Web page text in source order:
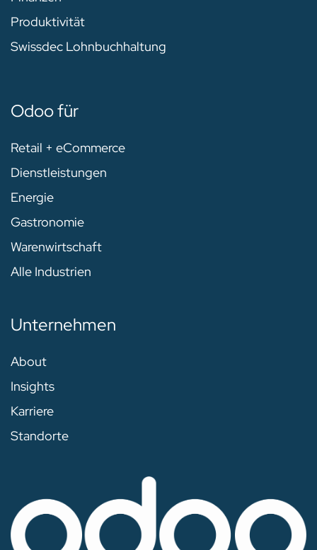
Produktivität
Swissdec Lohnbuchhaltung
Odoo für
Retail + eCommerce
Dienstleistungen
Energie
Gastronomie
Warenwirtschaft
Alle Industrien
Unternehmen
About
Insights
Karriere
Standorte